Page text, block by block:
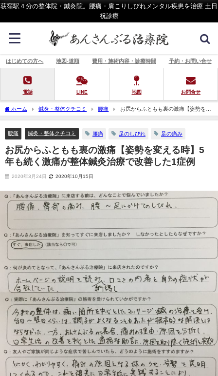
荻窪駅４分の整体院・鍼灸院。腰痛・肩こりしびれメンタル疾患を治療.土日
祝診療
はじめての方へ 地図-道順 費用・施術内容・診療時間 予約・お問い合せ
電話 LINE 地図 お問合せ
ホーム 鍼灸・整体クチコミ 腰痛
お尻からふともも裏の激痛【姿勢を変
える時】5年も続く激痛が整体鍼灸治療で改善した1症例
腰痛 鍼灸・整体クチコミ 腰痛 足のしびれ 足の痛み
お尻からふともも裏の激痛【姿勢を変える時】5
年も続く激痛が整体鍼灸治療で改善した1症例
2020年3月24日 2020年10月15日